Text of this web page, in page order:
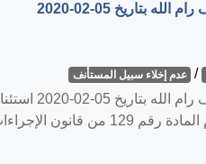
/ عدم إخلاء سبيل المستأنف